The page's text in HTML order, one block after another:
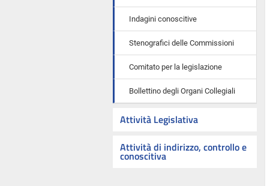
Indagini conoscitive
Stenografici delle Commissioni
Comitato per la legislazione
Bollettino degli Organi Collegiali
Attività Legislativa
Attività di indirizzo, controllo e
conoscitiva